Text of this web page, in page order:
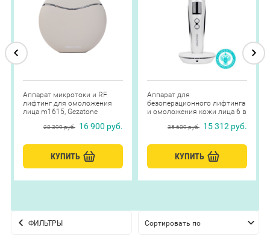
Аппарат микротоки и RF
лифтинг для омоложения
лица m1615, Gezatone
22 399 руб. 16 900 руб.
КУПИТЬ
Аппарат для
безоперационного лифтинга
и омоложения кожи лица 6 в
35 609 руб. 15 312 руб.
КУПИТЬ
ФИЛЬТРЫ Сортировать по